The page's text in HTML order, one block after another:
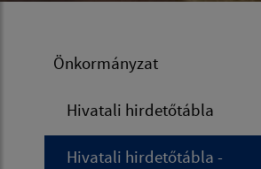
Önkormányzat
Hivatali hirdetőtábla
Hivatali hirdetőtábla -